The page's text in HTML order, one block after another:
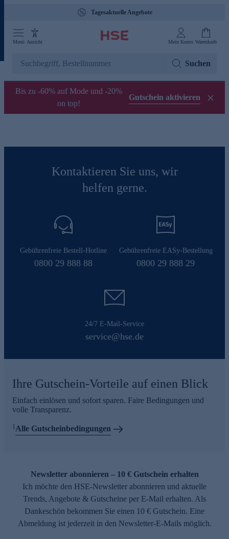
Tagesaktuelle Angebote
Menü Ansicht Mein Konto Warenkorb
Suchen
Bis zu -60% auf Mode und -20%
on top!
Gutschein aktivieren
Kontaktieren Sie uns, wir
helfen gerne.
Gebührenfreie Bestell-Hotline
0800 29 888 88
Gebührenfreie EASy-Bestellung
0800 29 888 29
24/7 E-Mail-Service
service@hse.de
Ihre Gutschein-Vorteile auf einen Blick
Einfach einlösen und sofort sparen. Faire Bedingungen und
volle Transparenz.
1Alle Gutscheinbedingungen
Newsletter abonnieren – 10 € Gutschein erhalten
Ich möchte den HSE-Newsletter abonnieren und aktuelle
Trends, Angebote & Gutscheine per E-Mail erhalten. Als
Dankeschön bekommen Sie einen 10 € Gutschein. Eine
Abmeldung ist jederzeit in den Newsletter-E-Mails möglich.